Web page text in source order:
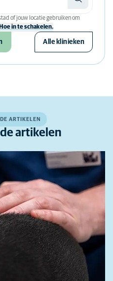
of jouw locatie gebruiken om
Hoe in te schakelen.
Alle klinieken
ARTIKELEN
artikelen